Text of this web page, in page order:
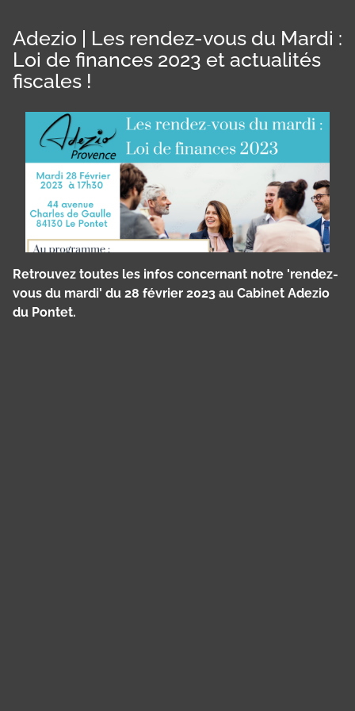
Adezio | Les rendez-vous du Mardi :
Loi de finances 2023 et actualités
fiscales !
Retrouvez toutes les infos concernant notre 'rendez-
vous du mardi' du 28 février 2023 au Cabinet Adezio
du Pontet.